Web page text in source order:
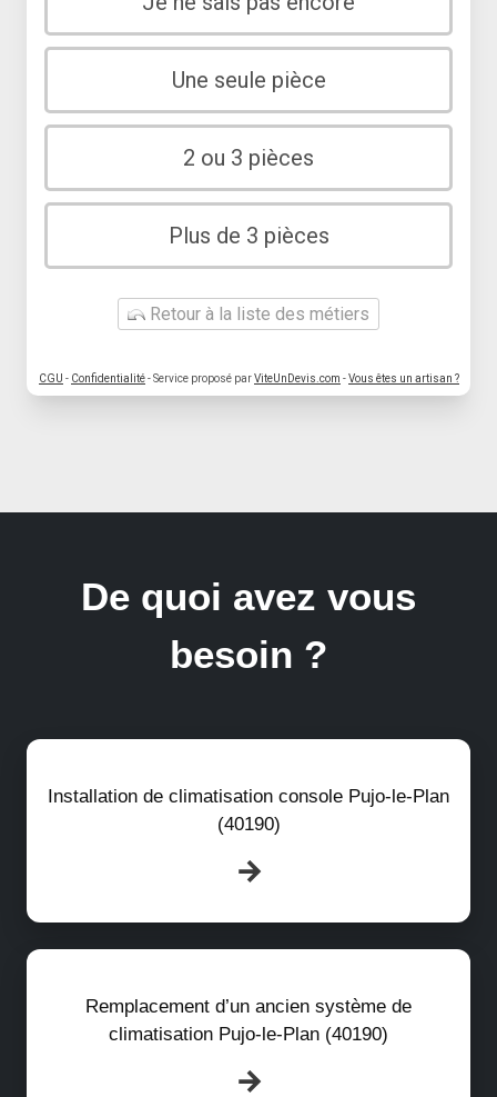
Une seule pièce
2 ou 3 pièces
Plus de 3 pièces
Retour à la liste des métiers
CGU - Confidentialité- Service proposé parViteUnDevis.com -Vous êtes un artisan ?
De quoi avez vous
besoin ?
Installation de climatisation console Pujo-le-Plan
(40190)
Remplacement d’un ancien système de
climatisation Pujo-le-Plan (40190)